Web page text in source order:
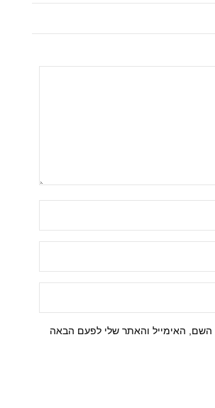
האימייל והאתר שלי לפעם הבאה